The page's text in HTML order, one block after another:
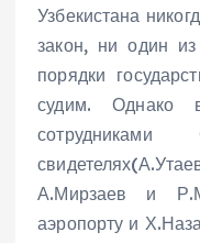
Узбекистана
закон, ни один
порядки
судим. Однако
А.Мирзаев и
аэропорту и